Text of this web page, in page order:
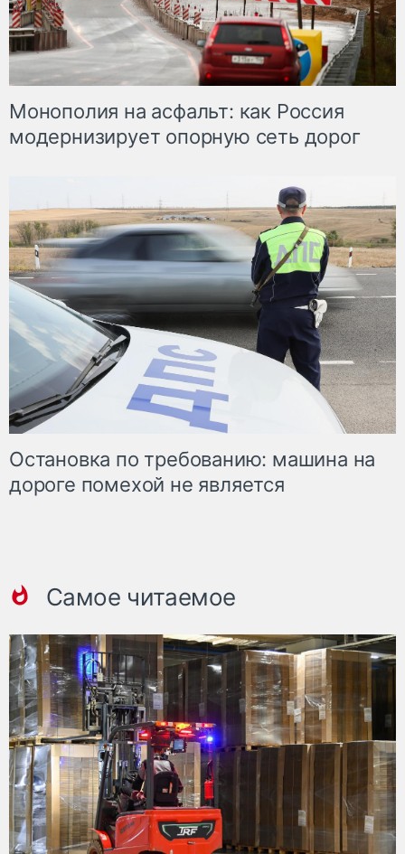
Монополия на асфальт: как Россия
модернизирует опорную сеть дорог
Остановка по требованию: машина на
дороге помехой не является
Самое читаемое